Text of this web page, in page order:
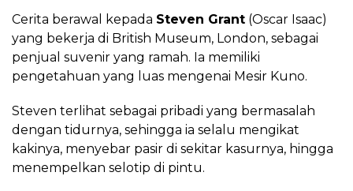
Cerita berawal kepada Steven Grant (Oscar Isaac)
yang bekerja di British Museum, London, sebagai
penjual suvenir yang ramah. Ia memiliki
pengetahuan yang luas mengenai Mesir Kuno.
Steven terlihat sebagai pribadi yang bermasalah
dengan tidurnya, sehingga ia selalu mengikat
kakinya, menyebar pasir di sekitar kasurnya, hingga
menempelkan selotip di pintu.